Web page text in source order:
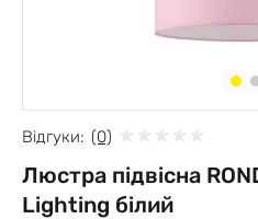
Відгуки: (0)
Люстра підвісна
Lighting білий